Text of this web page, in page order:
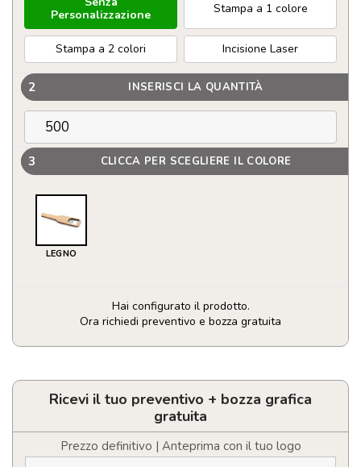
Personalizzazione
Stampa a 1 colore
Stampa a 2 colori Incisione Laser
2 INSERISCI LA QUANTITÀ
3 CLICCA PER SCEGLIERE IL COLORE
LEGNO
Hai configurato il prodotto.
Ora richiedi preventivo e bozza gratuita
Apribottiglie
in
acciaio
quantità
Ricevi il tuo preventivo + bozza grafica
gratuita
Prezzo definitivo | Anteprima con il tuo logo